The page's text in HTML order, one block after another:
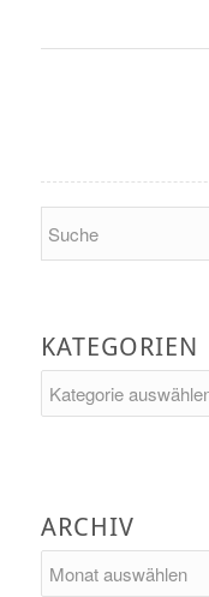
KATEGORIEN
ARCHIV